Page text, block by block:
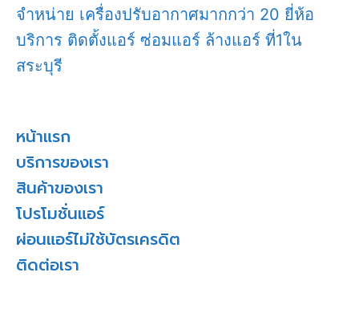
จำหน่าย เครื่องปรับอากาศมากกว่า 20 ยี่ห้อ
บริการ ติดตั้งแอร์ ซ่อมแอร์ ล้างแอร์ ที่1ใน
สระบุรี
หน้าแรก
บริการของเรา
สินค้าของเรา
โปรโมชั่นแอร์
ผ่อนแอร์ไม่ใช้บัตรเครดิต
ติดต่อเรา